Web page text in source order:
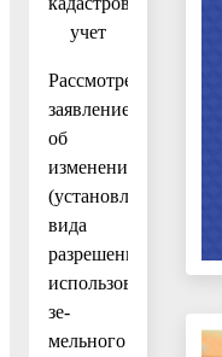
учет
Рассмотрев
заявление
об
изменении
(установлении)
вида
разрешенного
использования
зе-
мельного